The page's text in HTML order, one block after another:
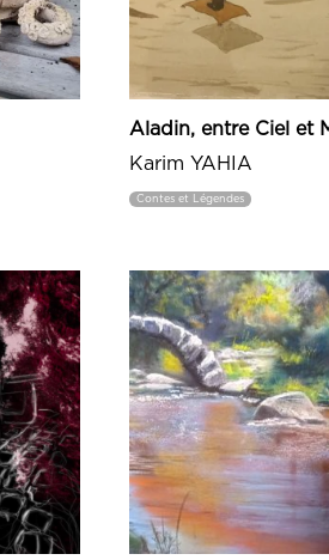
Aladin, entre Ciel et
Karim YAHIA
Contes et Légendes